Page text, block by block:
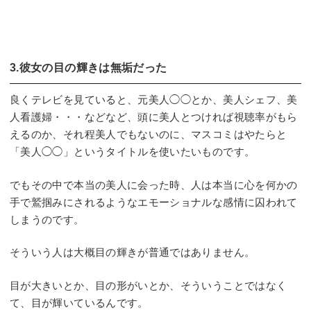
3.彼女の目の輝きは無垢だった
良くテレビを見ていると、元美人◯◯とか、美人シェフ、美
人看護婦・・・などなど、頭に美人とつければ視聴率がもら
えるのか、それ程美人でもないのに、マスコミはやたらと
「美人◯◯」というタイトルを使いたいものです。
でもその中で本当の美人に会った時、人は本当に心を何かの
手で鷲掴みにされるようなエモーショナルな感情に囚われて
しまうのです。
そういう人は大概目の輝きが普通ではありません。
目が大きいとか、目の形がいとか、そういうことではなく
て、目が輝いているんです。